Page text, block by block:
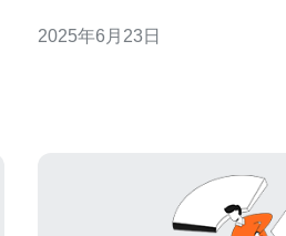
一个亚洲的商业中心，吸引了
2025年6月23日